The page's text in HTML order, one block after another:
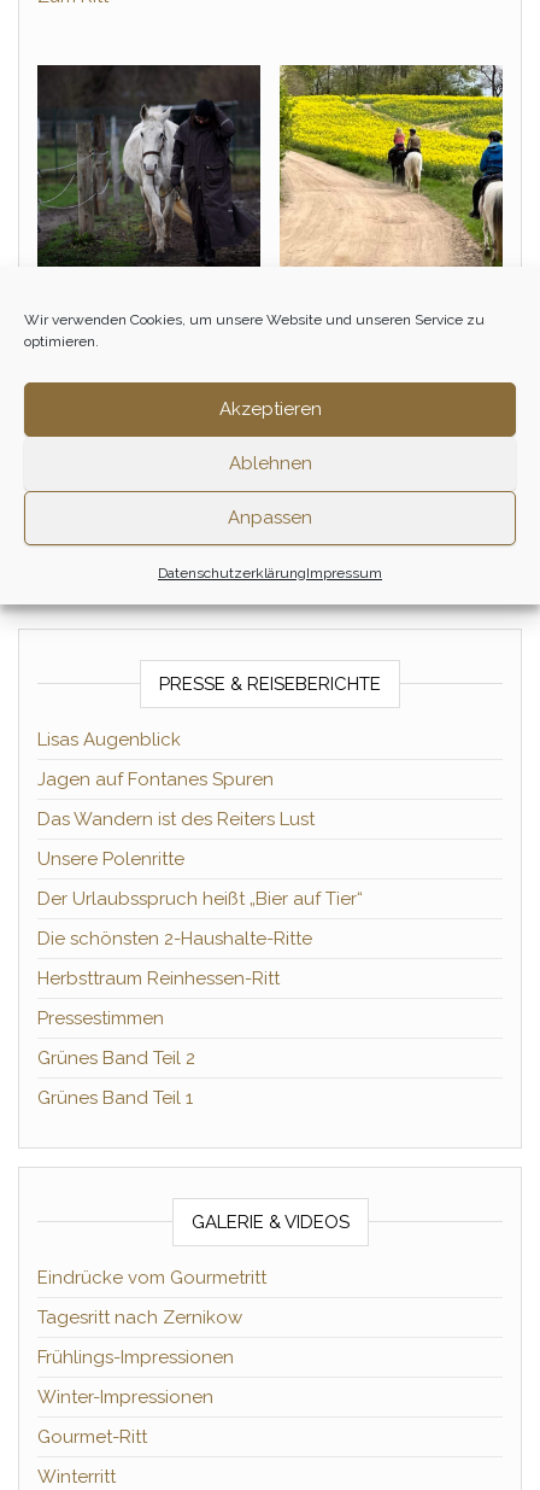
Wir verwenden Cookies, um unsere Website und unseren Service zu
optimieren.
Akzeptieren
Ablehnen
Anpassen
DatenschutzerklärungImpressum
Sauwetter Ritt Eisvogel Sternritt
Zum Ritt
PRESSE & REISEBERICHTE
Lisas Augenblick
Jagen auf Fontanes Spuren
Das Wandern ist des Reiters Lust
Unsere Polenritte
Der Urlaubsspruch heißt „Bier auf Tier“
Die schönsten 2-Haushalte-Ritte
Herbsttraum Reinhessen-Ritt
Pressestimmen
Grünes Band Teil 2
Grünes Band Teil 1
GALERIE & VIDEOS
Eindrücke vom Gourmetritt
Tagesritt nach Zernikow
Frühlings-Impressionen
Winter-Impressionen
Gourmet-Ritt
Winterritt